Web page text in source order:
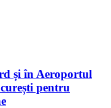
și în Aeroportul
pentru